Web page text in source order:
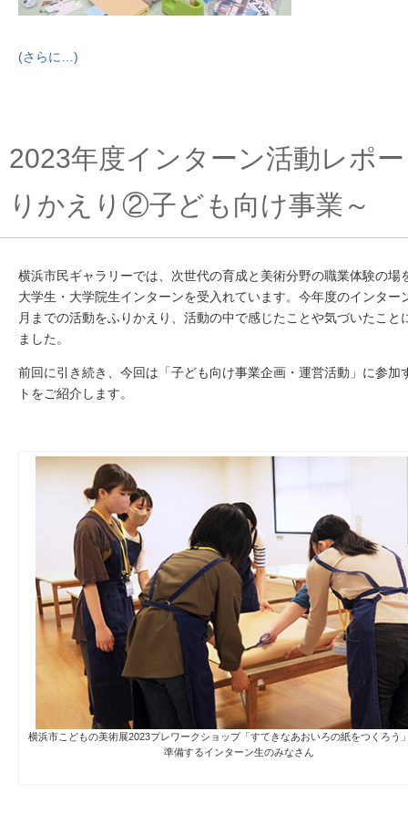
(さらに…)
2023年度インターン活動レポ
りかえり②子ども向け事業～
横浜市民ギャラリーでは、次世代の育成と美術分野の職業体験の場
大学生・大学院生インターンを受入れています。今年度のインター
月までの活動をふりかえり、活動の中で感じたことや気づいたこと
ました。
前回に引き続き、今回は「子ども向け事業企画・運営活動」に参加
トをご紹介します。
横浜市こどもの美術展2023プレワークショップ「すてきなあおいろの紙をつくろう
準備するインターン生のみなさん